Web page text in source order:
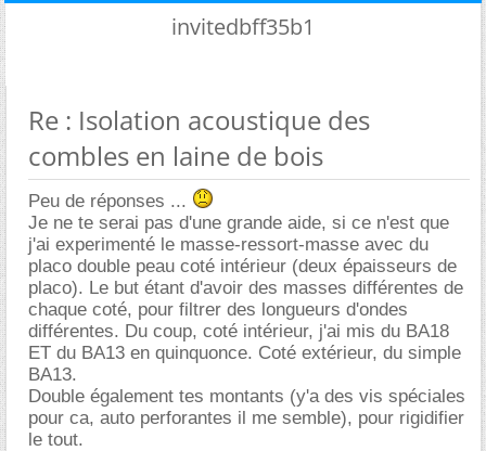
invitedbff35b1
Re : Isolation acoustique des
combles en laine de bois
Peu de réponses ...
Je ne te serai pas d'une grande aide, si ce n'est que
j'ai experimenté le masse-ressort-masse avec du
placo double peau coté intérieur (deux épaisseurs de
placo). Le but étant d'avoir des masses différentes de
chaque coté, pour filtrer des longueurs d'ondes
différentes. Du coup, coté intérieur, j'ai mis du BA18
ET du BA13 en quinquonce. Coté extérieur, du simple
BA13.
Double également tes montants (y'a des vis spéciales
pour ca, auto perforantes il me semble), pour rigidifier
le tout.